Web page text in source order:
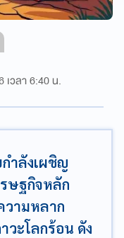
เวลา 6:40 น.
ำลังเผชิญ
ษฐกิจหลัก
วามหลาก
วะโลกร้อน ดัง